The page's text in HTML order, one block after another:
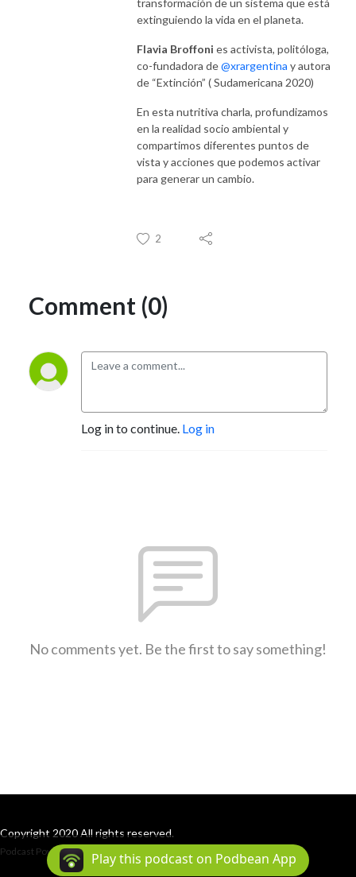
transformación de un sistema que está
extinguiendo la vida en el planeta.
Flavia Broffoni es activista, politóloga,
co-fundadora de@xrargentina y autora
de “Extinción” ( Sudamericana 2020)
En esta nutritiva charla, profundizamos
en la realidad socio ambiental y
compartimos diferentes puntos de
vista y acciones que podemos activar
para generar un cambio.
2
Comment (0)
Log in to continue. Log in
No comments yet. Be the first to say something!
Copyright 2020 All rights reserved.
Podcast Powered By Podbean
Play this podcast on Podbean App